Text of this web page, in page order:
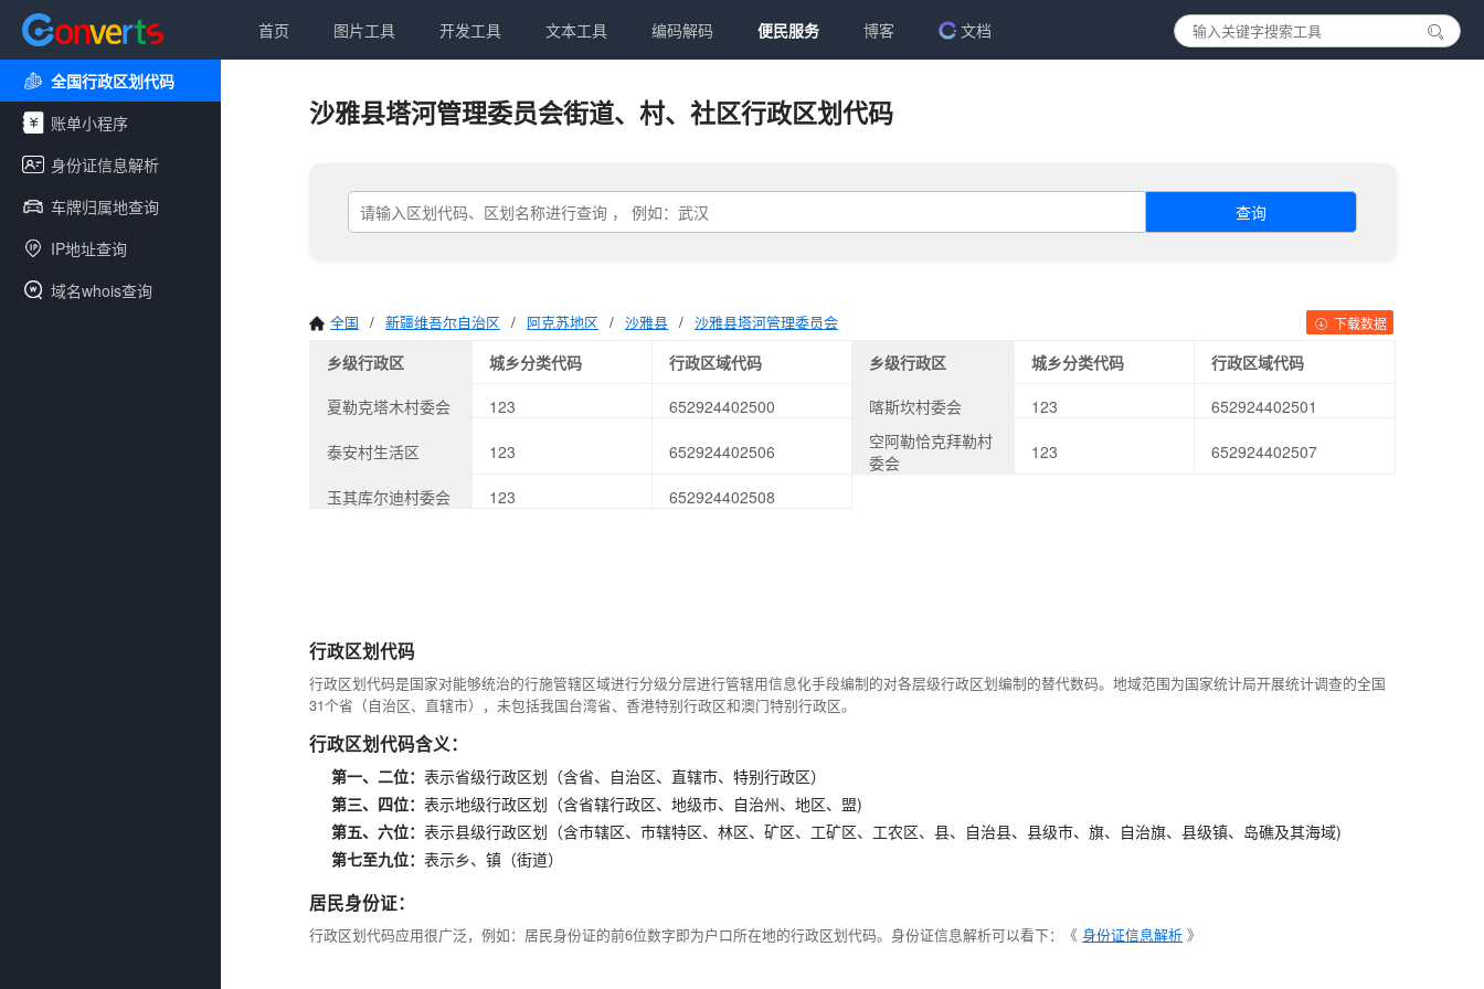
首页 图片工具 开发工具 文本工具 编码解码 便民服务 博客 文档
全国行政区划代码
账单小程序
身份证信息解析
车牌归属地查询
IP地址查询
域名whois查询
沙雅县塔河管理委员会街道、村、社区行政区划代码
查询
全国 / 新疆维吾尔自治区 / 阿克苏地区 / 沙雅县 / 沙雅县塔河管理委员会 下载数据
乡级行政区 城乡分类代码 行政区域代码 乡级行政区 城乡分类代码
行政区域代码
夏勒克塔木村委会
123 652924402500 喀斯坎村委会 123 652924402501
泰安村生活区 123 652924402506
空阿勒恰克拜勒村
委会
123 652924402507
玉其库尔迪村委会 123 652924402508
行政区划代码
行政区划代码是国家对能够统治的行施管辖区域进行分级分层进行管辖用信息化手段编制的对各层级行政区划编制的替代数码。地域范围为国家统计局开展统计调查的全国
31个省（自治区、直辖市），未包括我国台湾省、香港特别行政区和澳门特别行政区。
行政区划代码含义：
第一、二位： 表示省级行政区划（含省、自治区、直辖市、特别行政区）
第三、四位： 表示地级行政区划（含省辖行政区、地级市、自治州、地区、盟)
第五、六位： 表示县级行政区划（含市辖区、市辖特区、林区、矿区、工矿区、工农区、县、自治县、县级市、旗、自治旗、县级镇、岛礁及其海域)
第七至九位： 表示乡、镇（街道）
居民身份证：
行政区划代码应用很广泛，例如：居民身份证的前6位数字即为户口所在地的行政区划代码。身份证信息解析可以看下：《 身份证信息解析 》